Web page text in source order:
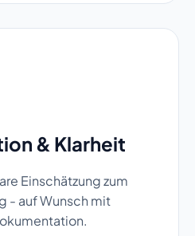
& Klarheit
Einschätzung zum
- auf Wunsch mit